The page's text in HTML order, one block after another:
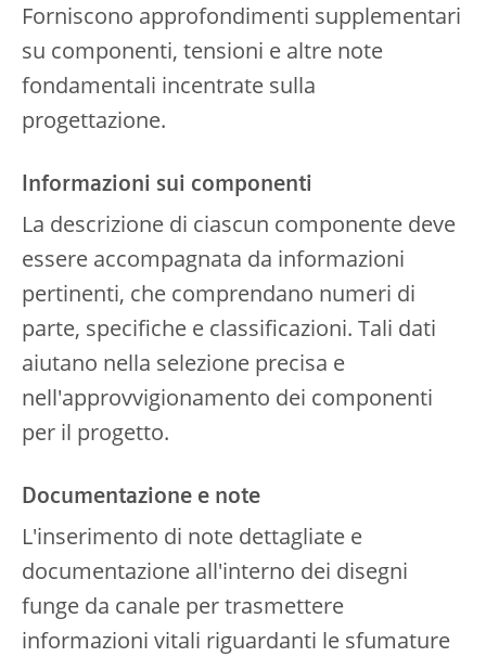
Forniscono approfondimenti supplementari
su componenti, tensioni e altre note
fondamentali incentrate sulla
progettazione.
Informazioni sui componenti
La descrizione di ciascun componente deve
essere accompagnata da informazioni
pertinenti, che comprendano numeri di
parte, specifiche e classificazioni. Tali dati
aiutano nella selezione precisa e
nell'approvvigionamento dei componenti
per il progetto.
Documentazione e note
L'inserimento di note dettagliate e
documentazione all'interno dei disegni
funge da canale per trasmettere
informazioni vitali riguardanti le sfumature